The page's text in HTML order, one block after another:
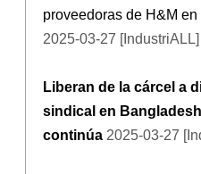
proveedoras de H&M
2025-03-27 [IndustriALL]
Liberan de la cárcel a
sindical en
continúa 2025-03-27